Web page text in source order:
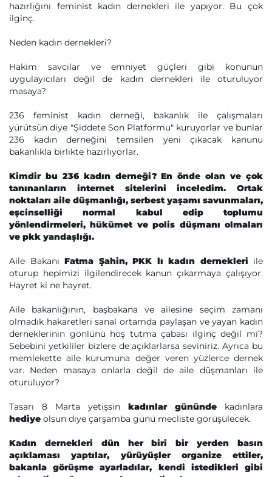
hazırlığını feminist kadın dernekleri ile yapıyor. Bu çok
ilginç.
Neden kadın dernekleri?
Hakim savcılar ve emniyet güçleri gibi konunun
uygulayıcıları değil de kadın dernekleri ile oturuluyor
masaya?
236 feminist kadın derneği, bakanlık ile çalışmaları
yürütsün diye "Şiddete Son Platformu" kuruyorlar ve bunlar
236 kadın derneğini temsilen yeni çıkacak kanunu
bakanlıkla birlikte hazırlıyorlar.
Kimdir bu 236 kadın derneği? En önde olan ve çok
tanınanların internet sitelerini inceledim. Ortak
noktaları aile düşmanlığı, serbest yaşamı savunmaları,
eşcinselliği normal kabul edip toplumu
yönlendirmeleri, hükümet ve polis düşmanı olmaları
ve pkk yandaşlığı.
Aile Bakanı Fatma Şahin, PKK lı kadın dernekleri ile
oturup hepimizi ilgilendirecek kanun çıkarmaya çalışıyor.
Hayret ki ne hayret.
Aile bakanlığının, başbakana ve ailesine seçim zamanı
olmadık hakaretleri sanal ortamda paylaşan ve yayan kadın
derneklerinin gönlünü hoş tutma çabası ilginç değil mi?
Sebebini yetkililer bizlere de açıklarlarsa seviniriz. Ayrıca bu
memlekette aile kurumuna değer veren yüzlerce dernek
var. Neden masaya onlarla değil de aile düşmanları ile
oturuluyor?
Tasarı 8 Marta yetişsin kadınlar gününde kadınlara
hediye olsun diye çarşamba günü mecliste görüşülecek.
Kadın dernekleri dün her biri bir yerden basın
açıklaması yaptılar, yürüyüşler organize ettiler,
bakanla görüşme ayarladılar, kendi istedikleri gibi